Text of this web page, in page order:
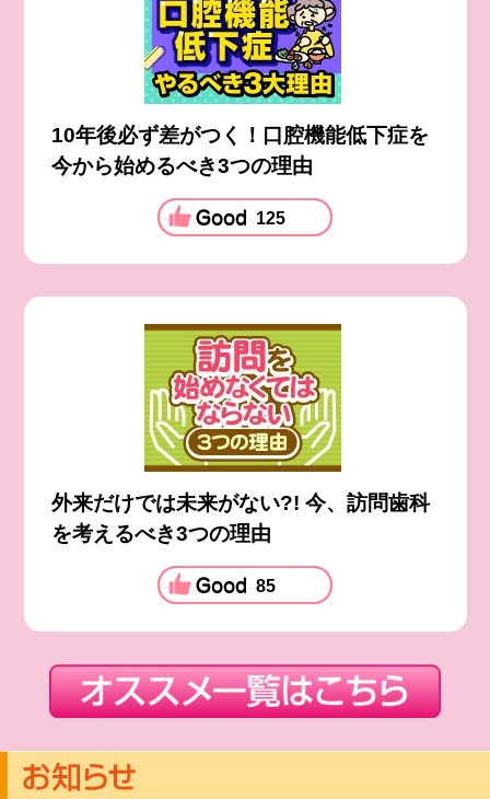
10年後必ず差がつく！口腔機能低下症を
今から始めるべき3つの理由
125
外来だけでは未来がない?! 今、訪問歯科
を考えるべき3つの理由
85